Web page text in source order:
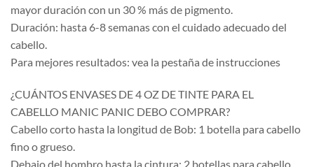
mayor duración con un 30 % más de pigmento.
Duración: hasta 6-8 semanas con el cuidado adecuado del
cabello.
Para mejores resultados: vea la pestaña de instrucciones
¿CUÁNTOS ENVASES DE 4 OZ DE TINTE PARA EL
CABELLO MANIC PANIC DEBO COMPRAR?
Cabello corto hasta la longitud de Bob: 1 botella para cabello
fino o grueso.
Debajo del hombro hasta la cintura: 2 botellas para cabello